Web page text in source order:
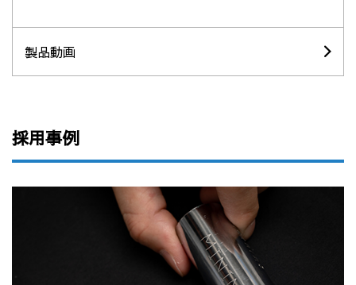
製品動画
採用事例